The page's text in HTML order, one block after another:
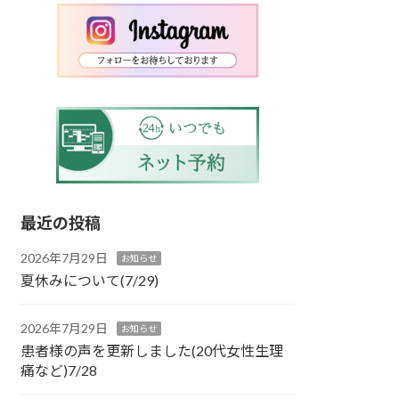
最近の投稿
2026年7月29日 お知らせ
夏休みについて(7/29)
2026年7月29日 お知らせ
患者様の声を更新しました(20代女性生理
痛など)7/28